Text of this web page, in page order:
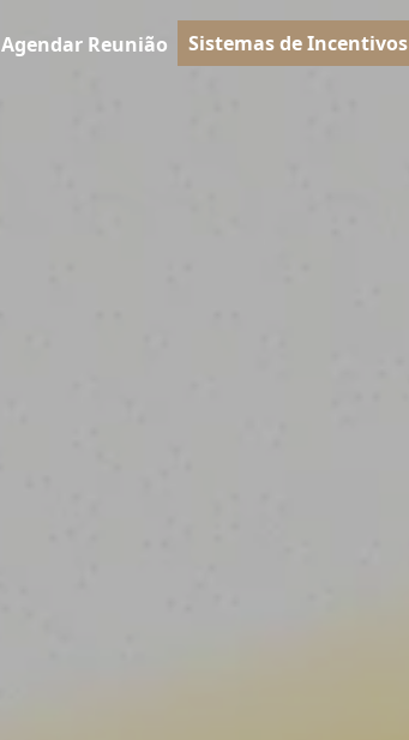
Agendar Reunião Sistemas de Incentivos